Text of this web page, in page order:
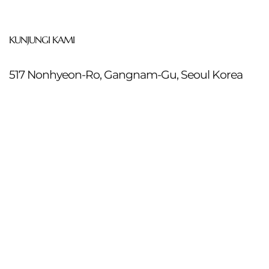
KUNJUNGI KAMI
517 Nonhyeon-Ro, Gangnam-Gu, Seoul Korea